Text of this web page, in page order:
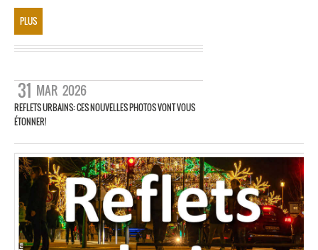
PLUS
31 MAR 2026
REFLETS URBAINS: CES NOUVELLES PHOTOS VONT VOUS
ÉTONNER!